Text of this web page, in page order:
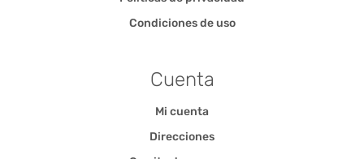
Condiciones de uso
Cuenta
Mi cuenta
Direcciones